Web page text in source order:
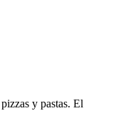
y pastas. El